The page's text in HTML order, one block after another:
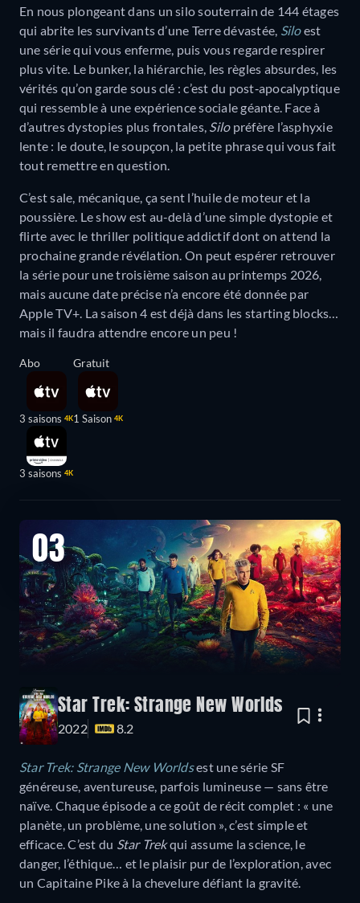
En nous plongeant dans un silo souterrain de 144 étages
qui abrite les survivants d’une Terre dévastée, Siloest
une série qui vous enferme, puis vous regarde respirer
plus vite. Le bunker, la hiérarchie, les règles absurdes, les
vérités qu’on garde sous clé : c’est du post‑apocalyptique
qui ressemble à une expérience sociale géante. Face à
d’autres dystopies plus frontales, Silopréfère l’asphyxie
lente : le doute, le soupçon, la petite phrase qui vous fait
tout remettre en question.
C’est sale, mécanique, ça sent l’huile de moteur et la
poussière. Le show est au-delà d’une simple dystopie et
flirte avec le thriller politique addictif dont on attend la
prochaine grande révélation. On peut espérer retrouver
la série pour une troisième saison au printemps 2026,
mais aucune date précise n’a encore été donnée par
Apple TV+. La saison 4 est déjà dans les starting blocks…
mais il faudra attendre encore un peu !
Abo
3 saisons 4K
3 saisons 4K
Gratuit
1 Saison 4K
03
Star Trek: Strange New Worlds
2022 8.2
Star Trek: Strange New Worldsest une série SF
généreuse, aventureuse, parfois lumineuse — sans être
naïve. Chaque épisode a ce goût de récit complet : « une
planète, un problème, une solution », c’est simple et
efficace. C’est du Star Trekqui assume la science, le
danger, l’éthique… et le plaisir pur de l’exploration, avec
un Capitaine Pike à la chevelure défiant la gravité.